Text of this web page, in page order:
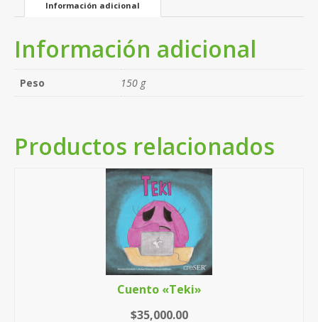
Información adicional
Información adicional
Peso 150 g
Productos relacionados
Cuento «Teki»
$35,000.00